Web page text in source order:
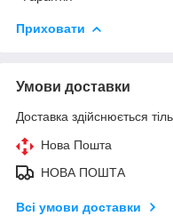
Приховати
Умови доставки
Доставка здійснюється
Нова Пошта
НОВА ПОШТА
Всі умови доставки